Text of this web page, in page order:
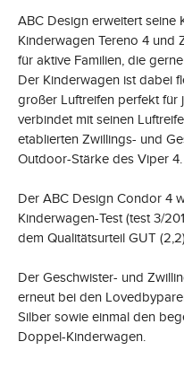
ABC Design erweitert
Kinderwagen Tereno 4 und
für aktive Familien, die
Der Kinderwagen ist dabei
großer Luftreifen perfekt für
verbindet mit seinen
etablierten Zwillings- und
Outdoor-Stärke des Viper 4.
Der ABC Design Condor 4
Kinderwagen-Test (test 3/
dem Qualitätsurteil GUT
Der Geschwister- und
erneut bei den
Silber sowie einmal den
Doppel-Kinderwagen.